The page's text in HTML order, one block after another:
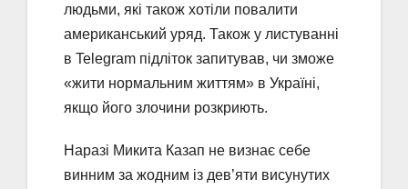
людьми, які також хотіли повалити
американський уряд. Також у листуванні
в Telegram підліток запитував, чи зможе
«жити нормальним життям» в Україні,
якщо його злочини розкриють.
Наразі Микита Казап не визнає себе
винним за жодним із дев’яти висунутих